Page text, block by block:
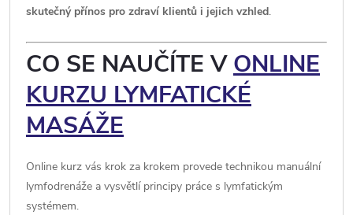
skutečný přínos pro zdraví klientů i jejich vzhled.
CO SE NAUČÍTE VONLINE
KURZU LYMFATICKÉ
MASÁŽE
Online kurz vás krok za krokem provede technikou manuální
lymfodrenáže a vysvětlí principy práce s lymfatickým
systémem.